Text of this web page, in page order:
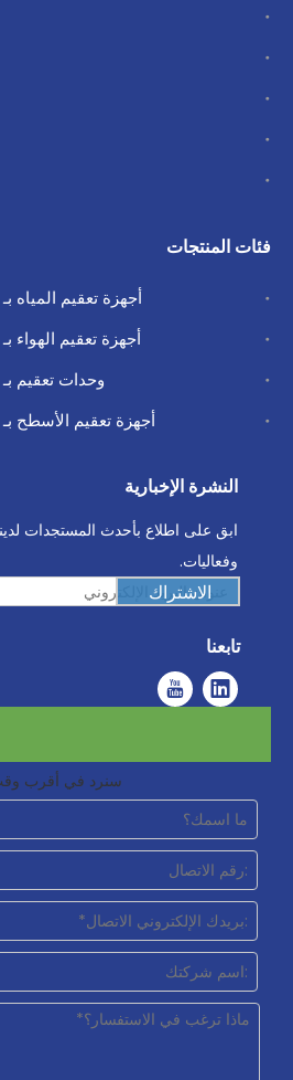
فئات المنتجات
أجهزة تعقيم المياه بـ LED فوق بنفسجية
أجهزة تعقيم الهواء بـ LED فوق بنفسجية
وحدات تعقيم بـ LED فوق بنفسجية
أجهزة تعقيم الأسطح بـ LED فوق بنفسجية
النشرة الإخبارية
ابق على اطلاع بأحدث المستجدات
وفعاليات.
الاشتراك
تابعنا
سنرد في أقرب وقت